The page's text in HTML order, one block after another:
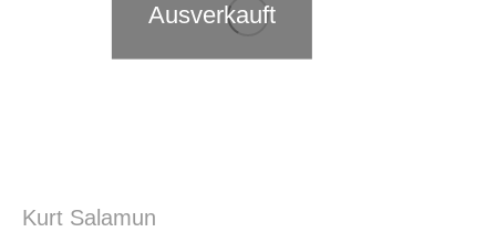
Ausverkauft
Kurt Salamun